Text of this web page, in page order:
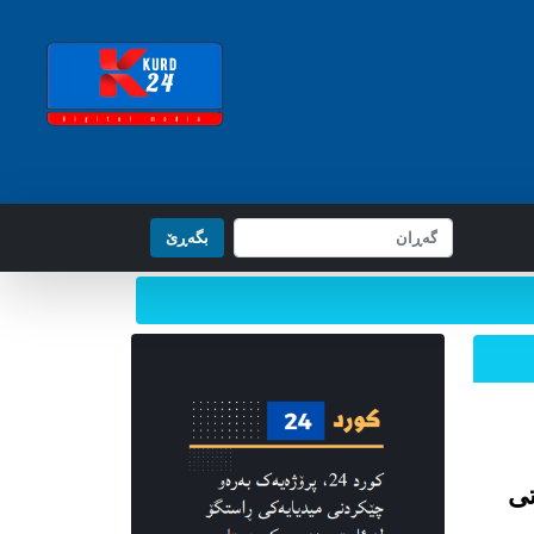
بگه‌ڕێ